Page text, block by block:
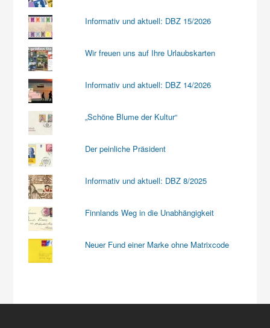
Informativ und aktuell: DBZ 15/2026
Wir freuen uns auf Ihre Urlaubskarten
Informativ und aktuell: DBZ 14/2026
„Schöne Blume der Kultur“
Der peinliche Präsident
Informativ und aktuell: DBZ 8/2025
Finnlands Weg in die Unabhängigkeit
Neuer Fund einer Marke ohne Matrixcode